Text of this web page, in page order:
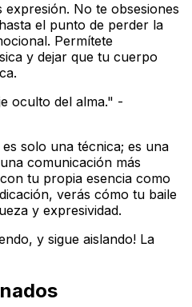
expresión. No te obsesiones
el punto de perder la
Permítete
y dejar que tu cuerpo
oculto del alma." -
solo una técnica; es una
comunicación más
tu propia esencia como
verás cómo tu baile
y expresividad.
y sigue aislando! La